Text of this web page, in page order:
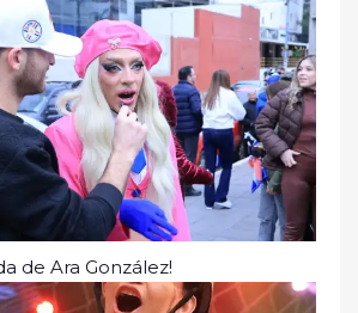
de Ara González!